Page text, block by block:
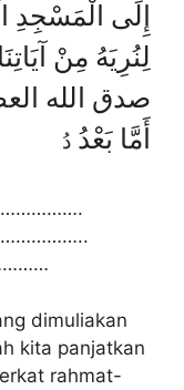
إِلَى الْمَسْجِدِ
لِنُرِيَهُ مِنْ
صدق الله
أَمَّا بَعْدُ دُ
dimuliakan
kita panjatkan
rahmat-